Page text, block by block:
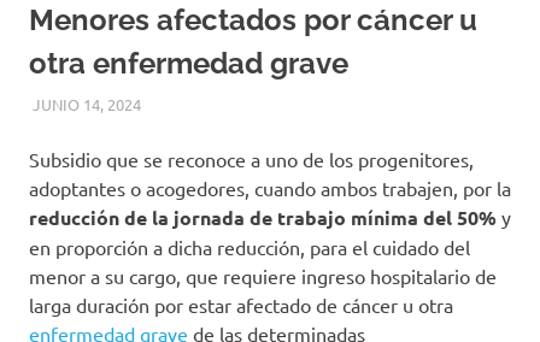
Menores afectados por cáncer u
otra enfermedad grave
JUNIO 14, 2024ADMIN
INFORMACIÓN
Subsidio que se reconoce a uno de los progenitores,
adoptantes o acogedores, cuando ambos trabajen, por la
reducción de la jornada de trabajo mínima del 50% y
en proporción a dicha reducción, para el cuidado del
menor a su cargo, que requiere ingreso hospitalario de
larga duración por estar afectado de cáncer u otra
enfermedad grave de las determinadas